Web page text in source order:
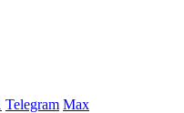
Telegram Max